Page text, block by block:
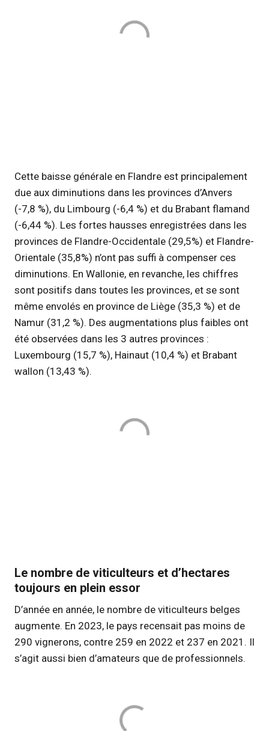
Cette baisse générale en Flandre est principalement
due aux diminutions dans les provinces d’Anvers
(-7,8 %), du Limbourg (-6,4 %) et du Brabant flamand
(-6,44 %). Les fortes hausses enregistrées dans les
provinces de Flandre-Occidentale (29,5%) et Flandre-
Orientale (35,8%) n’ont pas suffi à compenser ces
diminutions. En Wallonie, en revanche, les chiffres
sont positifs dans toutes les provinces, et se sont
même envolés en province de Liège (35,3 %) et de
Namur (31,2 %). Des augmentations plus faibles ont
été observées dans les 3 autres provinces :
Luxembourg (15,7 %), Hainaut (10,4 %) et Brabant
wallon (13,43 %).
Le nombre de viticulteurs et d’hectares
toujours en plein essor
D’année en année, le nombre de viticulteurs belges
augmente. En 2023, le pays recensait pas moins de
290 vignerons, contre 259 en 2022 et 237 en 2021. Il
s’agit aussi bien d’amateurs que de professionnels.